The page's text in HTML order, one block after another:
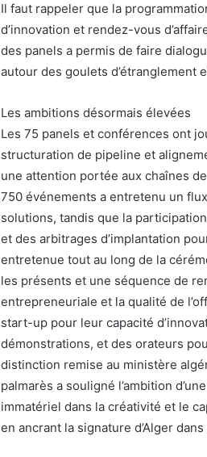
Il faut rappeler que la
d’innovation et rendez-vous
des panels a permis de faire
autour des goulets d’étranglement
Les ambitions désormais élevées
Les 75 panels et conférences ont
structuration de pipeline et
une attention portée aux chaînes
750 événements a entretenu un
solutions, tandis que la
et des arbitrages d’implantation
entretenue tout au long de la
les présents et une séquence de
entrepreneuriale et la qualité de
start-up pour leur capacité
démonstrations, et des orateurs
distinction remise au ministère
palmarès a souligné l’ambition
immatériel dans la créativité et le
en ancrant la signature d’Alger